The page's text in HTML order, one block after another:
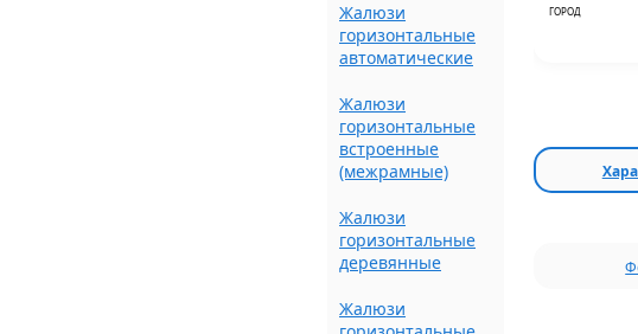
Жалюзи
горизонтальные
автоматические
Жалюзи
горизонтальные
встроенные
(межрамные)
Жалюзи
горизонтальные
деревянные
Жалюзи
ГОРОД